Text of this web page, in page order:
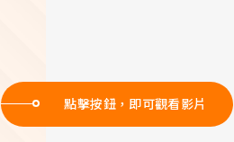
點擊按鈕，即可觀看影片